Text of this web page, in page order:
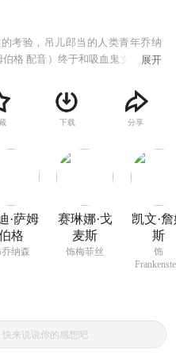
考验，吊儿郎当的人类青年乔纳
伯格 配音）终于和吸血鬼女郎梅菲
亲德古拉（亚当·桑德勒 配音）为
和人类的关系前所未有地密切起
，梅菲丝生下了可爱的儿子丹尼斯
他疼爱有加，他热切期望丹尼斯能
的吸血鬼。与之相对，梅菲丝认定
远离暴力血腥的怪物世界。为了
的离开，德古拉想办法支走梅菲
学怪人、狼人、透明人、木乃伊
在有限的时间里对丹尼斯展开一
展开
下载 分享
·萨姆
格
纳森
赛琳娜·戈
麦斯
饰梅菲丝
凯文·
斯
饰